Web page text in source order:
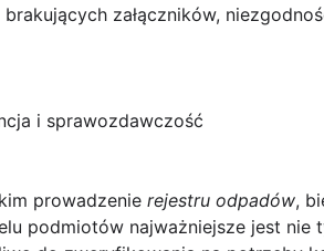
załączników,
i sprawozdawczość
prowadzenie rejestru odpadów,
podmiotów najważniejsze jest nie